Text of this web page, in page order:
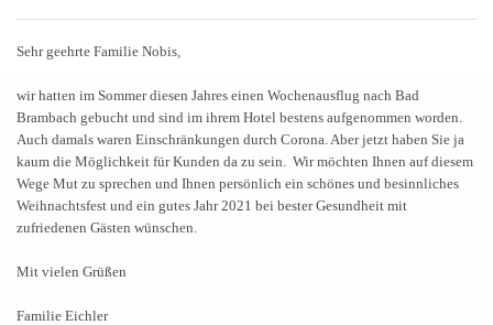
Sehr geehrte Familie Nobis,
wir hatten im Sommer diesen Jahres einen Wochenausflug nach Bad
Brambach gebucht und sind im ihrem Hotel bestens aufgenommen worden.
Auch damals waren Einschränkungen durch Corona. Aber jetzt haben Sie ja
kaum die Möglichkeit für Kunden da zu sein. Wir möchten Ihnen auf diesem
Wege Mut zu sprechen und Ihnen persönlich ein schönes und besinnliches
Weihnachtsfest und ein gutes Jahr 2021 bei bester Gesundheit mit
zufriedenen Gästen wünschen.
Mit vielen Grüßen
Familie Eichler